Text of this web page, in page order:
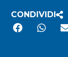
CONDIVIDI